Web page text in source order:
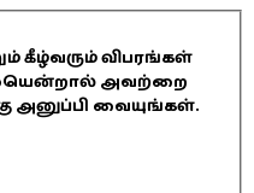
கீழ்வரும் விபரங்கள்
அவற்றை
அனுப்பி வையுங்கள்.